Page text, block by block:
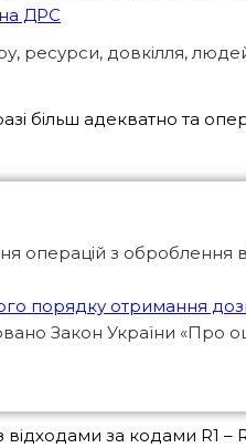
ДРС
ресурси, довкілля,
більш адекватно та
операцій з оброблення
порядку отримання
Закон України «Про
за кодами R1 –